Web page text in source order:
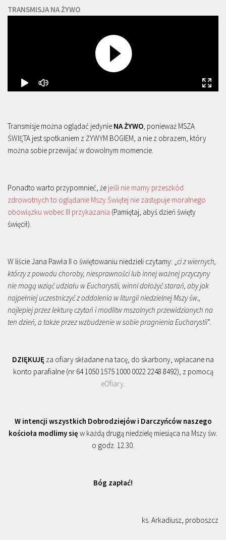
TRANSMISJA NA ŻYWO
Transmisje można oglądać jedynie NA ŻYWO, ponieważ MSZA
ŚWIĘTA jest spotkaniem z ŻYWYM BOGIEM, a nie z obrazem, który
można sobie przewijać w dowolnym momencie.
Ponadto warto przypomnieć, że jeśli nie mamy przeszkód
zdrowotnych to oglądanie Mszy Świętej nie zastępuje moralnego
obowiązku wobec III przykazania (Pamiętaj, abyś dzień święty
święcił).
W liście Jana Pawła II o świętowaniu niedzieli czytamy: „ci z wiernych,
którzy z powodu choroby, niesprawności lub innej ważnej przyczyny
nie mogą wziąć udziału w Eucharystii, winni dołożyć starań, aby jak
najpełniej uczestniczyć z oddalenia w liturgii niedzielnej Mszy św.,
najlepiej przez lekturę czytań i modlitw mszalnych przewidzianych na
ten dzień, a także przez wzbudzenie w sobie pragnienia Eucharystii”.
DZIĘKUJĘ za ofiary składane na tacę, do skarbony, wpłacane na
konto parafialne (nr 64 1050 1575 1000 0022 2248 8492), z pomocą
eOfiary.
W intencji wszystkich Dobrodziejów i Darczyńców naszego
kościoła modlimy się w każdą drugą niedzielę miesiąca na Mszy św.
o godz. 12.30.
Bóg zapłać!
ks. Arkadiusz, proboszcz